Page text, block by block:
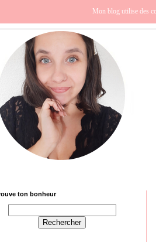
Europe
ton bonheur
Mon blog utilise des